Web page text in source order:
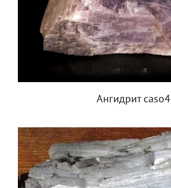
Ангидрит caso4